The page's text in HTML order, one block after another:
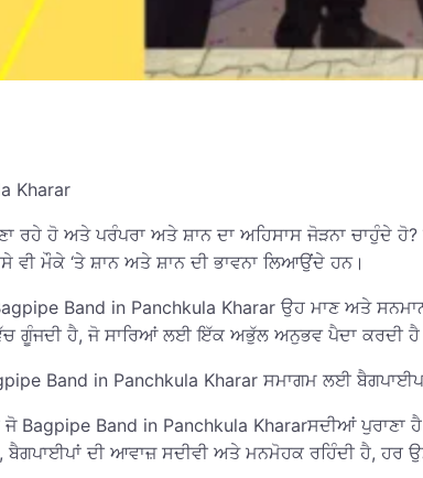
Kharar
ਰਹੇ ਹੋ ਅਤੇ ਪਰੰਪਰਾ ਅਤੇ ਸ਼ਾਨ ਦਾ ਅਹਿਸਾਸ ਜੋੜਨਾ
ਮੌਕੇ ‘ਤੇ ਸ਼ਾਨ ਅਤੇ ਸ਼ਾਨ ਦੀ ਭਾਵਨਾ ਲਿਆਉਂਦੇ ਹਨ।
Band in Panchkula Kharar ਉਹ ਮਾਣ ਅਤੇ
ਗੂੰਜਦੀ ਹੈ, ਜੋ ਸਾਰਿਆਂ ਲਈ ਇੱਕ ਅਭੁੱਲ ਅਨੁਭਵ ਪੈਦਾ ਕਰਦੀ
Band in Panchkula Kharar ਸਮਾਗਮ ਲਈ ਬੈਗਪਾਈਪ
Band in Panchkula Khararਸਦੀਆਂ ਪੁਰਾਣਾ
ਦੀ ਆਵਾਜ਼ ਸਦੀਵੀ ਅਤੇ ਮਨਮੋਹਕ ਰਹਿੰਦੀ ਹੈ, ਹਰ